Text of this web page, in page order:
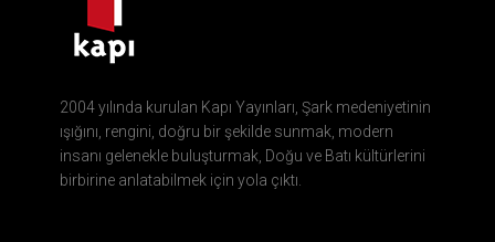
2004 yılında kurulan Kapı Yayınları, Şark medeniyetinin
ışığını, rengini, doğru bir şekilde sunmak, modern
insanı gelenekle buluşturmak, Doğu ve Batı kültürlerini
birbirine anlatabilmek için yola çıktı.